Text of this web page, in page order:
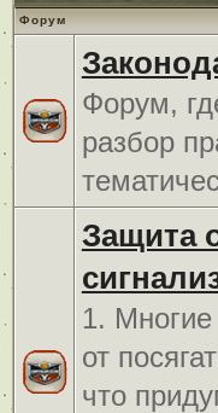
Форум
Форум,
разбор
Защита
1. Многие
от
что